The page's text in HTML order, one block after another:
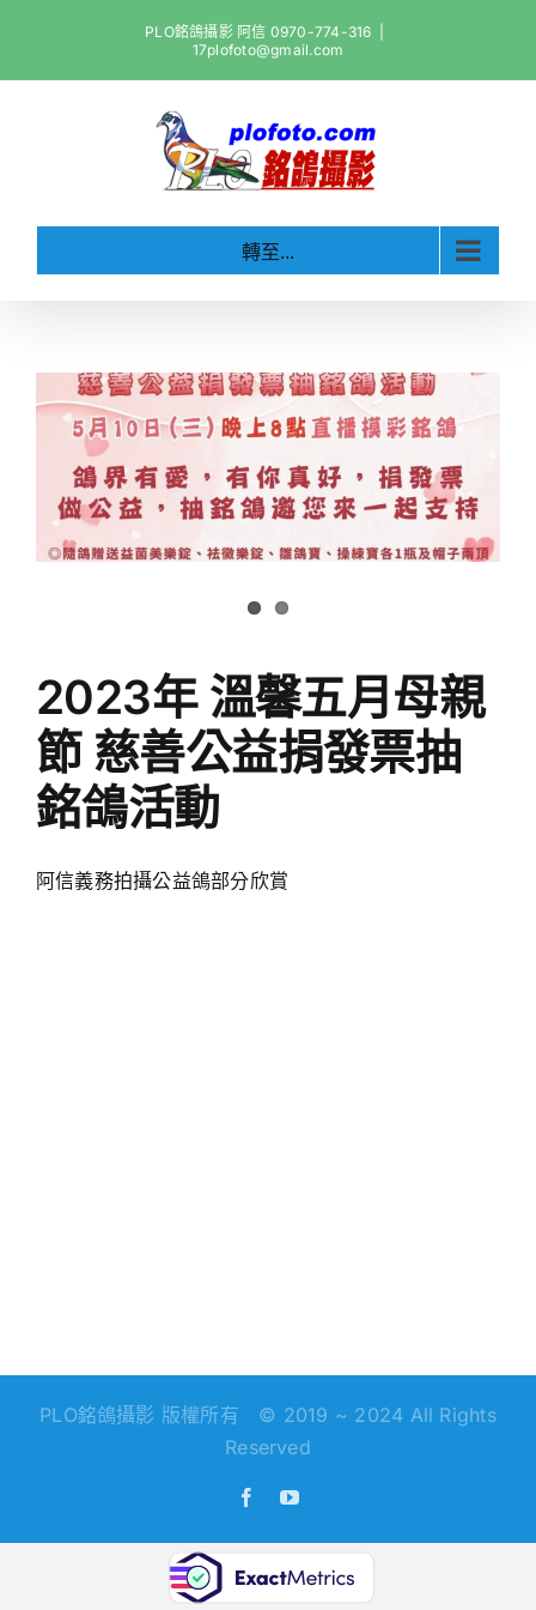
content
PLO銘鴿攝影 阿信 0970-774-316
17plofoto@gmail.com
轉至...
2023年 溫馨五月母親
節 慈善公益捐發票抽
銘鴿活動
阿信義務拍攝公益鴿部分欣賞
PLO銘鴿攝影 版權所有 © 2019 ~ 2024 All Rights
Reserved
FacebookYouTube